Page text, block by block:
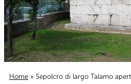
Home » Sepolcro di largo Talamo